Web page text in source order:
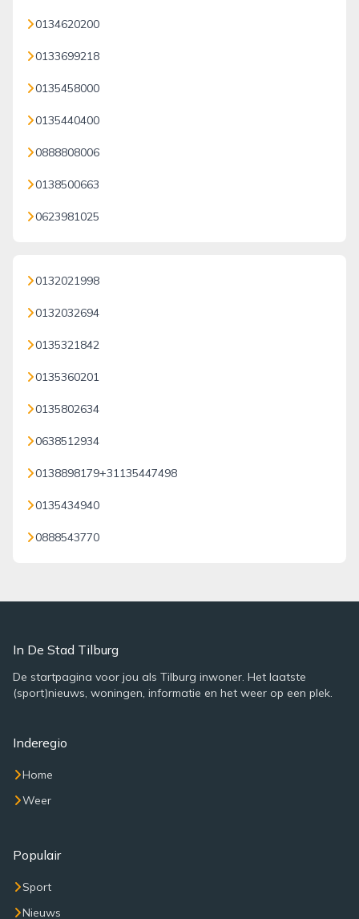
0134620200
0133699218
0135458000
0135440400
0888808006
0138500663
0623981025
0132021998
0132032694
0135321842
0135360201
0135802634
0638512934
0138898179+31135447498
0135434940
0888543770
In De Stad Tilburg
De startpagina voor jou als Tilburg inwoner. Het laatste
(sport)nieuws, woningen, informatie en het weer op een plek.
Inderegio
Home
Weer
Populair
Sport
Nieuws